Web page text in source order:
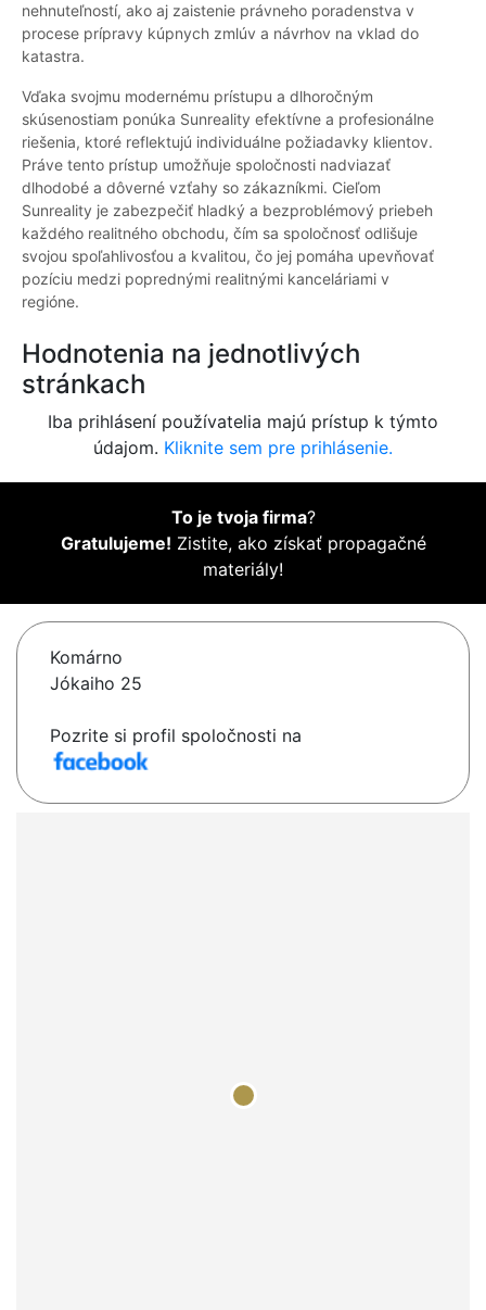
nehnuteľností, ako aj zaistenie právneho poradenstva v
procese prípravy kúpnych zmlúv a návrhov na vklad do
katastra.
Vďaka svojmu modernému prístupu a dlhoročným
skúsenostiam ponúka Sunreality efektívne a profesionálne
riešenia, ktoré reflektujú individuálne požiadavky klientov.
Práve tento prístup umožňuje spoločnosti nadviazať
dlhodobé a dôverné vzťahy so zákazníkmi. Cieľom
Sunreality je zabezpečiť hladký a bezproblémový priebeh
každého realitného obchodu, čím sa spoločnosť odlišuje
svojou spoľahlivosťou a kvalitou, čo jej pomáha upevňovať
pozíciu medzi poprednými realitnými kanceláriami v
regióne.
Hodnotenia na jednotlivých
stránkach
Iba prihlásení používatelia majú prístup k týmto
údajom. Kliknite sem pre prihlásenie.
To je tvoja firma?
Gratulujeme! Zistite, ako získať propagačné
materiály!
Komárno
Jókaiho 25
Pozrite si profil spoločnosti na